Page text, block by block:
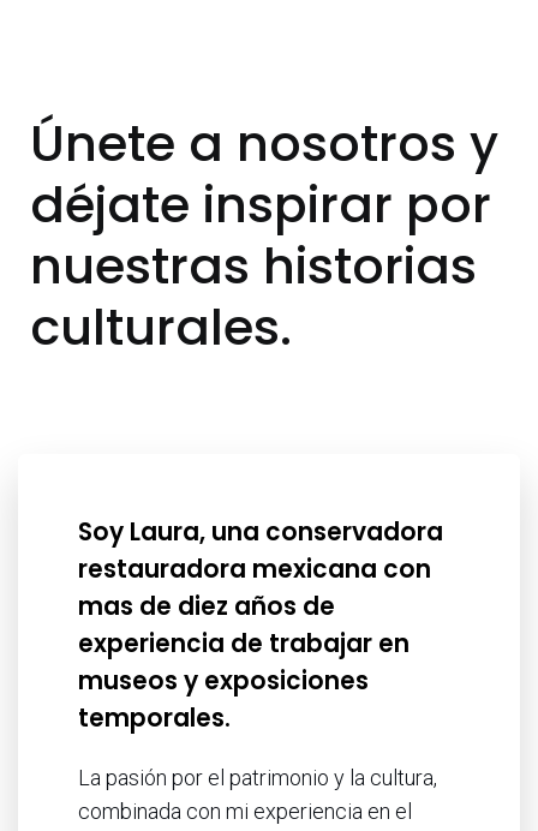
Únete a nosotros y
déjate inspirar por
nuestras historias
culturales.
Soy Laura, una conservadora
restauradora mexicana con
mas de diez años de
experiencia de trabajar en
museos y exposiciones
temporales.
La pasión por el patrimonio y la cultura,
combinada con mi experiencia en el